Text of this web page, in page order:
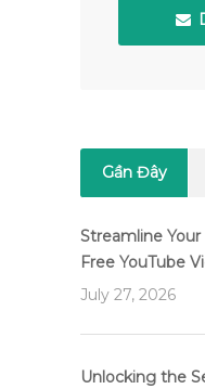
Gần Đây
Streamline
Free YouTube
July 27, 2026
Unlocking the